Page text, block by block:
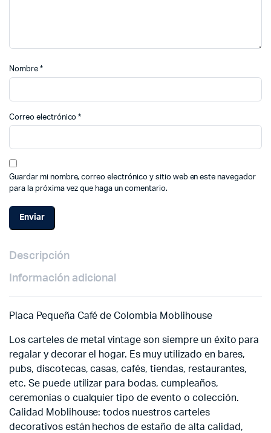
Nombre *
Correo electrónico*
Guardar mi nombre, correo electrónico y sitio web en este navegador
para la próxima vez que haga un comentario.
Descripción
Información adicional
Placa Pequeña Café de Colombia Moblihouse
Los carteles de metal vintage son siempre un éxito para
regalar y decorar el hogar. Es muy utilizado en bares,
pubs, discotecas, casas, cafés, tiendas, restaurantes,
etc. Se puede utilizar para bodas, cumpleaños,
ceremonias o cualquier tipo de evento o colección.
Calidad Moblihouse: todos nuestros carteles
decorativos están hechos de estaño de alta calidad,